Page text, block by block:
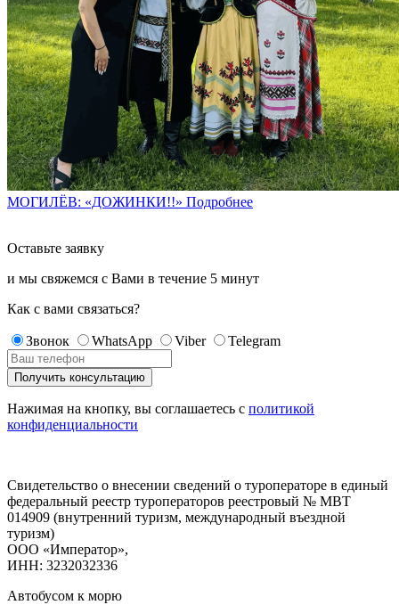
МОГИЛЁВ: «ДОЖИНКИ!!» Подробнее
Оставьте заявку
и мы свяжемся с Вами в течение 5 минут
Как с вами связаться?
Звонок WhatsApp Viber Telegram
Нажимая на кнопку, вы соглашаетесь с политикой
конфиденциальности
Свидетельство о внесении сведений о туроператоре в единый
федеральный реестр туроператоров реестровый № МВТ
014909 (внутренний туризм, международный въездной
туризм)
ООО «Император»,
ИНН: 3232032336
Автобусом к морю